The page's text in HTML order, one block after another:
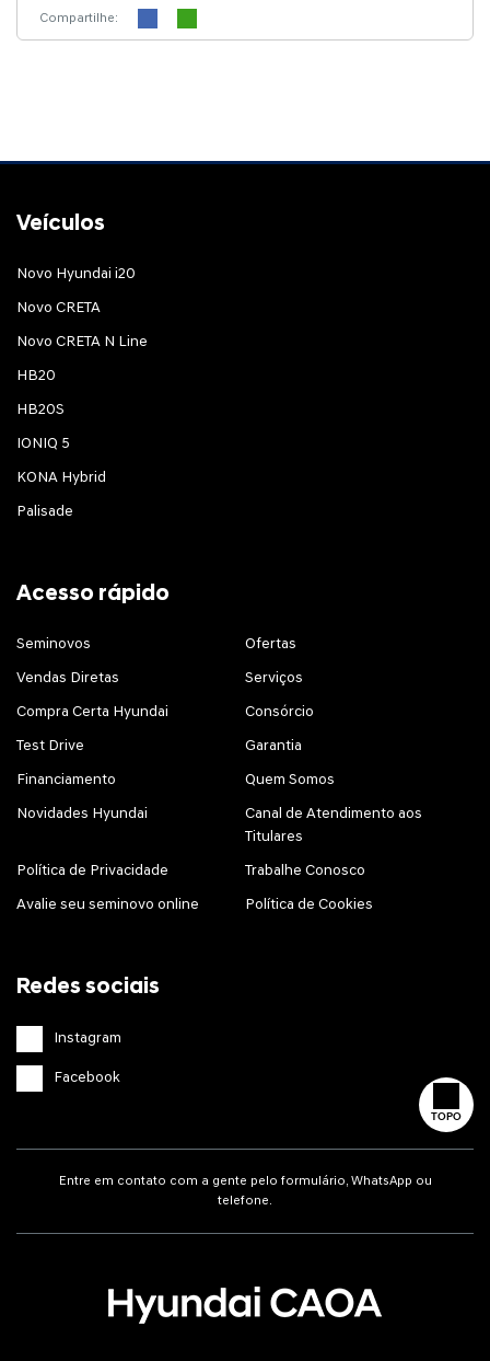
Compartilhe:
TOPO
Veículos
Novo Hyundai i20
Novo CRETA
Novo CRETA N Line
HB20
HB20S
IONIQ 5
KONA Hybrid
Palisade
Acesso rápido
Seminovos Ofertas
Vendas Diretas Serviços
Compra Certa Hyundai Consórcio
Test Drive Garantia
Financiamento Quem Somos
Novidades Hyundai
Canal de Atendimento aos
Titulares
Política de Privacidade Trabalhe Conosco
Avalie seu seminovo online Política de Cookies
Redes sociais
Instagram
Facebook
Entre em contato com a gente pelo formulário, WhatsApp ou
telefone.